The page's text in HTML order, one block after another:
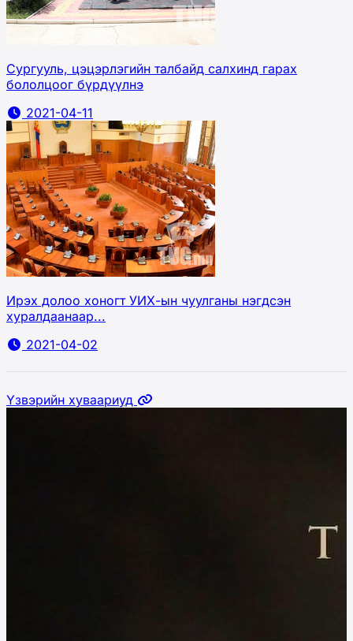
Сургууль, цэцэрлэгийн талбайд салхинд гарах
бололцоог бүрдүүлнэ
2021-04-11
Ирэх долоо хоногт УИХ-ын чуулганы нэгдсэн
хуралдаанаар...
2021-04-02
Үзвэрийн хуваариуд